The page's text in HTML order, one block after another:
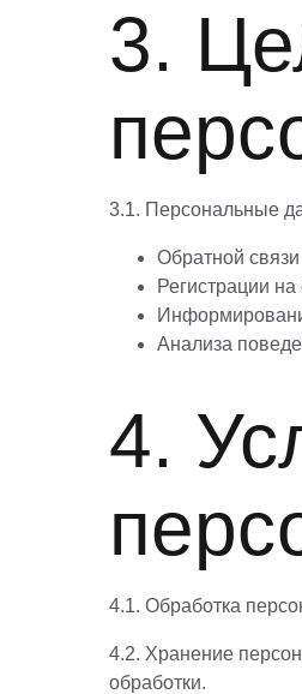
3.
3.1. Персональные
Обратной
Регистрации на
Анализа
4.
4.1. Обработка
4.2. Хранение
обработки.